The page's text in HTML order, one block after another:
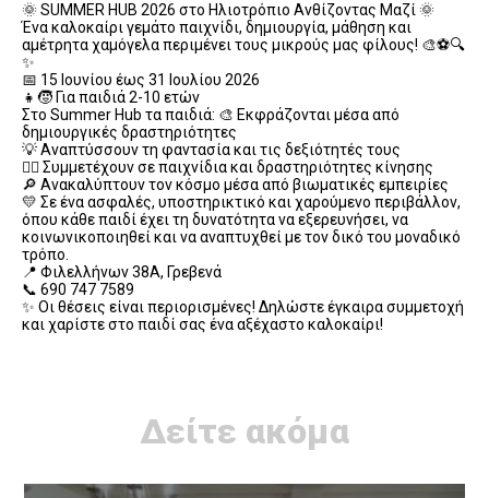
🌞 SUMMER HUB 2026 στο Ηλιοτρόπιο Ανθίζοντας Μαζί 🌞
Ένα καλοκαίρι γεμάτο παιχνίδι, δημιουργία, μάθηση και
αμέτρητα χαμόγελα περιμένει τους μικρούς μας φίλους! 🎨⚽🔍
✨
📅 15 Ιουνίου έως 31 Ιουλίου 2026
👧🧒 Για παιδιά 2-10 ετών
Στο Summer Hub τα παιδιά: 🎨 Εκφράζονται μέσα από
δημιουργικές δραστηριότητες
💡 Αναπτύσσουν τη φαντασία και τις δεξιότητές τους
🏃‍♂️ Συμμετέχουν σε παιχνίδια και δραστηριότητες κίνησης
🔎 Ανακαλύπτουν τον κόσμο μέσα από βιωματικές εμπειρίες
💛 Σε ένα ασφαλές, υποστηρικτικό και χαρούμενο περιβάλλον,
όπου κάθε παιδί έχει τη δυνατότητα να εξερευνήσει, να
κοινωνικοποιηθεί και να αναπτυχθεί με τον δικό του μοναδικό
τρόπο.
📍 Φιλελλήνων 38Α, Γρεβενά
📞 690 747 7589
✨ Οι θέσεις είναι περιορισμένες! Δηλώστε έγκαιρα συμμετοχή
και χαρίστε στο παιδί σας ένα αξέχαστο καλοκαίρι!
Δείτε ακόμα